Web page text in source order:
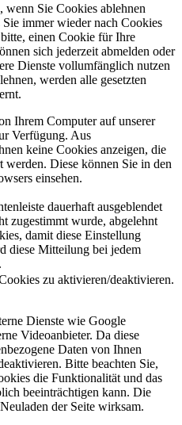
wenn Sie Cookies ablehnen
immer wieder nach Cookies
einen Cookie für Ihre
sich jederzeit abmelden oder
Dienste vollumfänglich nutzen
werden alle gesetzten
Ihrem Computer auf unserer
Verfügung. Aus
keine Cookies anzeigen, die
werden. Diese können Sie in den
einsehen.
dauerhaft ausgeblendet
zugestimmt wurde, abgelehnt
damit diese Einstellung
diese Mitteilung bei jedem
zu aktivieren/deaktivieren.
Dienste wie Google
Videoanbieter. Da diese
Daten von Ihnen
Bitte beachten Sie,
die Funktionalität und das
beeinträchtigen kann. Die
der Seite wirksam.